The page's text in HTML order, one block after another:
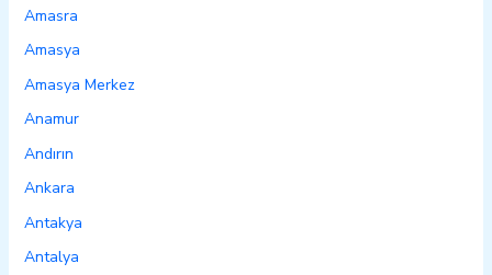
Amasra
Amasya
Amasya Merkez
Anamur
Andırın
Ankara
Antakya
Antalya